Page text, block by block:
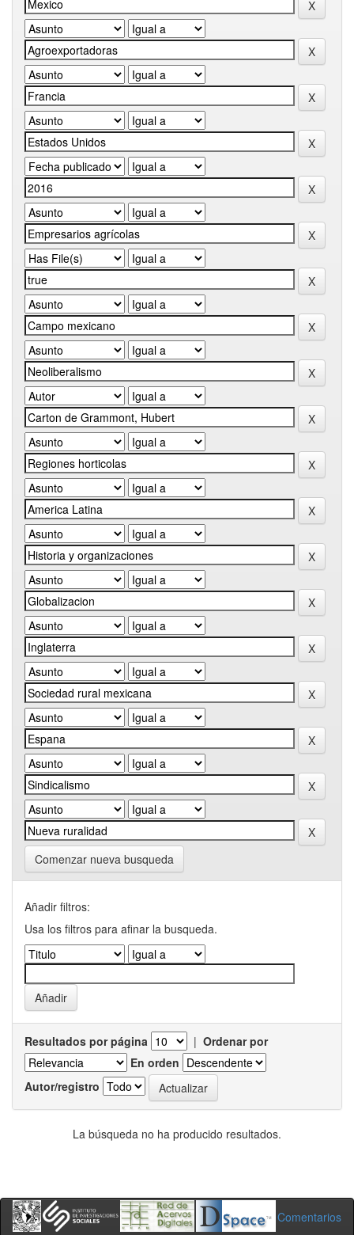
Comenzar nueva busqueda
Añadir filtros:
Usa los filtros para afinar la busqueda.
Resultados por página | Ordenar por
En orden
Autor/registro
La búsqueda no ha producido resultados.
Comentarios